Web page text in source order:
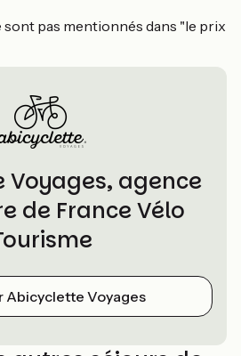
sont pas mentionnés dans "le prix
Voyages, agence
de France Vélo
Abicyclette Voyages